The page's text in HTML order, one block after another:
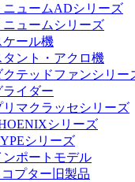
ニュームADシリーズ
ニュームシリーズ
ケール機
タント・アクロ機
クテッドファンシリー
ライダー
リマクラッセシリーズ
シリーズ
シリーズ
ンポートモデル
プター旧製品